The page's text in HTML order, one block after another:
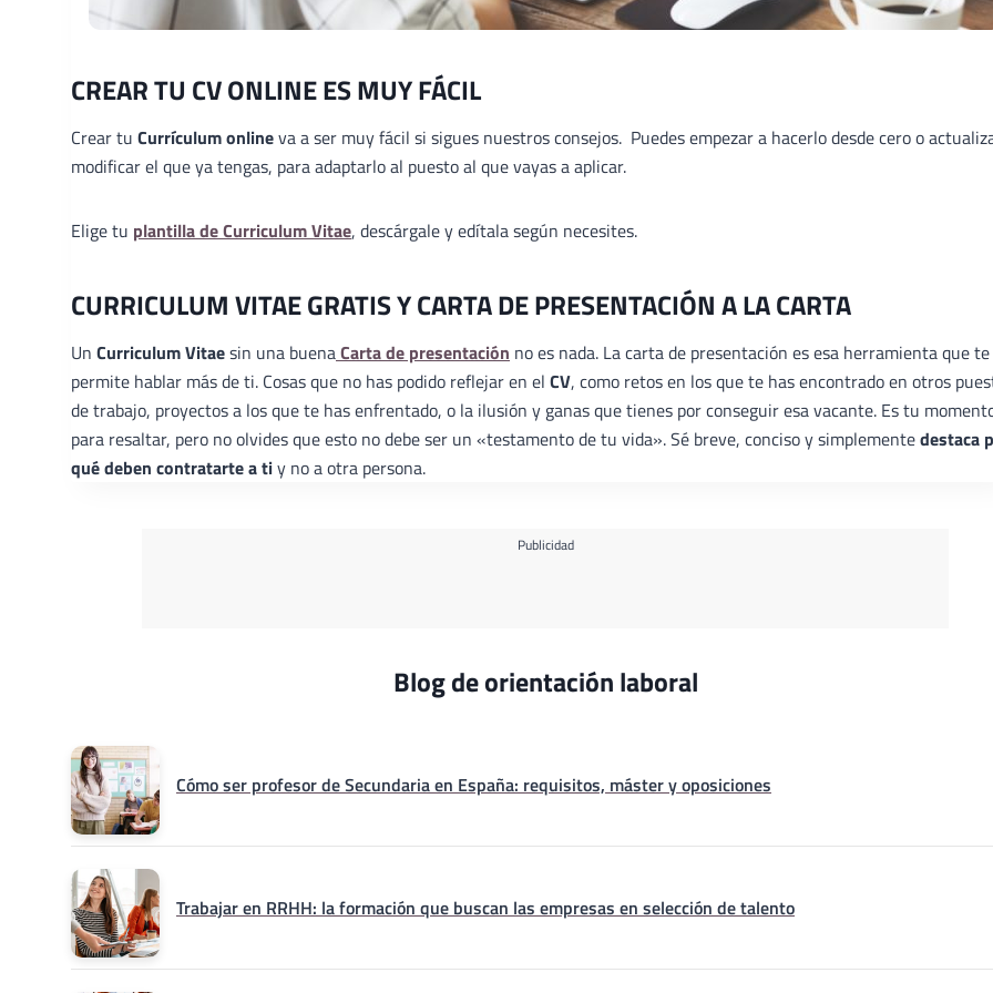
CREAR TU CV ONLINE ES MUY FÁCIL
Crear tu Currículum onlineva a ser muy fácil si sigues nuestros consejos. Puedes empezar a hacerlo desde cero o
modificar el que ya tengas, para adaptarlo al puesto al que vayas a aplicar.
Elige tu plantilla de Curriculum Vitae, descárgale y edítala según necesites.
CURRICULUM VITAE GRATIS Y CARTA DE PRESENTACIÓN A LA CARTA
Un Curriculum Vitaesin una buenaCarta de presentación no es nada. La carta de presentación es esa herramienta que te
permite hablar más de ti. Cosas que no has podido reflejar en el CV, como retos en los que te has encontrado en otros
de trabajo, proyectos a los que te has enfrentado, o la ilusión y ganas que tienes por conseguir esa vacante. Es tu
para resaltar, pero no olvides que esto no debe ser un «testamento de tu vida». Sé breve, conciso y simplementedestaca
qué deben contratarte a tiy no a otra persona.
Publicidad
Blog de orientación laboral
Cómo ser profesor de Secundaria en España: requisitos, máster y oposiciones
Trabajar en RRHH: la formación que buscan las empresas en selección de talento